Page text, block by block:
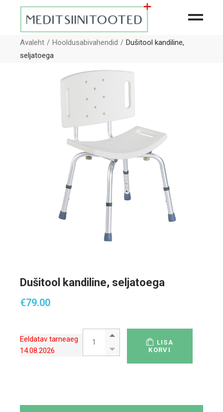
Avaleht Hooldusabivahendid
Dušitool kandiline,
seljatoega
Dušitool kandiline, seljatoega
€79.00
Eeldatav tarneaeg
14.08.2026
Dušitool kandiline, seljatoega quantity
LISA
KORVI